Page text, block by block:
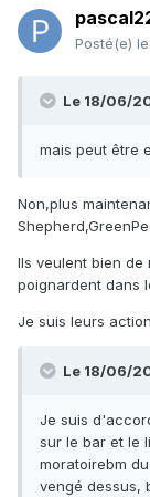
Posté(e)
Le 18/06/
mais peut être
Non,plus
Ils veulent bien de
poignardent dans
Je suis leurs
Le 18/06/
Je suis
sur le bar et le
moratoirebm
vengé dessus,